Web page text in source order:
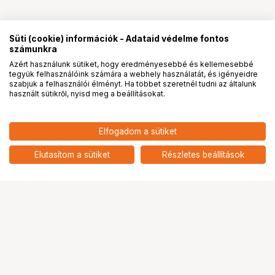
KUPO KS-714 FRONT DOCKING
FORK DAI. 45MM OPENING
add
PROpartnerségek
Süti (cookie) információk - Adataid védelme fontos
számunkra
Azért használunk sütiket, hogy eredményesebbé és kellemesebbé
tegyük felhasználóink számára a webhely használatát, és igényeidre
szabjuk a felhasználói élményt. Ha többet szeretnél tudni az általunk
használt sütikről, nyisd meg a beállításokat.
Elfogadom a sütiket
Elutasítom a sütiket Részletes beállítások